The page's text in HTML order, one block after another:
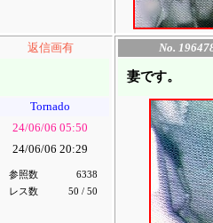
返信画有
Tornado
24/06/06 05:50
24/06/06 20:29
参照数
6338
レス数
50 / 50
No.
妻です。